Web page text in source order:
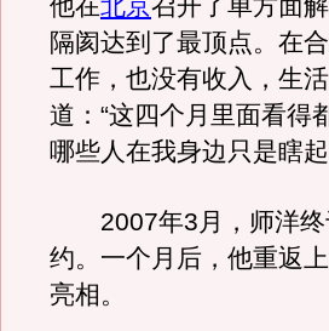
他在北京召开了单方面
隔阂达到了最顶点。在
工作，也没有收入，生
道：“这四个月里面看得
哪些人在我身边只是瞎
2007年3月，师洋终
约。一个月后，他重返
亮相。